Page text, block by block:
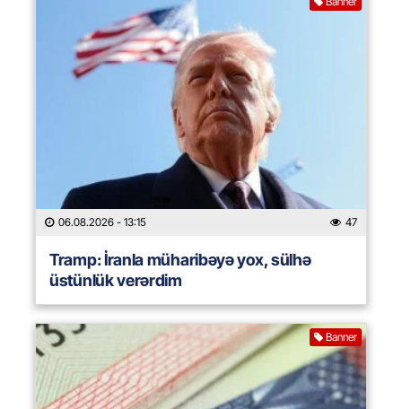
06.08.2026 - 13:15 47
Tramp: İranla müharibəyə yox, sülhə
üstünlük verərdim
Banner